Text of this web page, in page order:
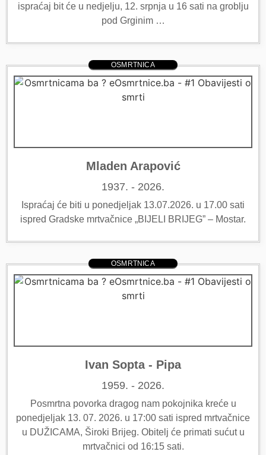
ispraćaj bit će u nedjelju, 12. srpnja u 16 sati na groblju
pod Grginim …
OSMRTNICA
Mladen Arapović
1937. - 2026.
Ispraćaj će biti u ponedjeljak 13.07.2026. u 17.00 sati
ispred Gradske mrtvačnice „BIJELI BRIJEG” – Mostar.
OSMRTNICA
Ivan Sopta - Pipa
1959. - 2026.
Posmrtna povorka dragog nam pokojnika kreće u
ponedjeljak 13. 07. 2026. u 17:00 sati ispred mrtvačnice
u DUŽICAMA, Široki Brijeg. Obitelj će primati sućut u
mrtvačnici od 16:15 sati.